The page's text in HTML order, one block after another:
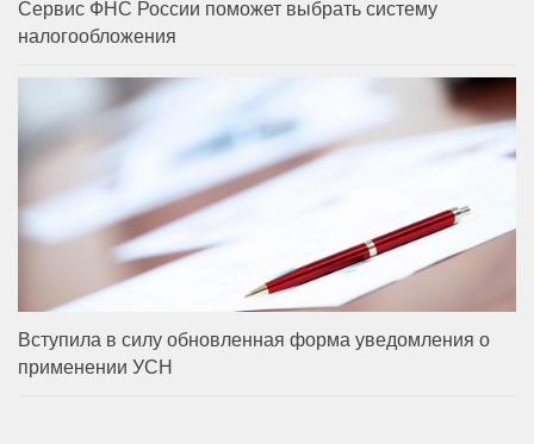
Сервис ФНС России поможет выбрать систему
налогообложения
Вступила в силу обновленная форма уведомления о
применении УСН